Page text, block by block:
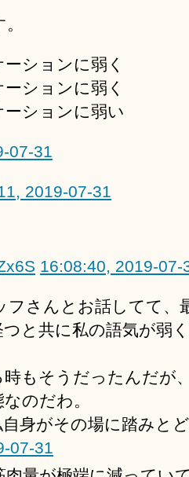
ションに弱く
ションに弱く
ーションに弱い
07-31
2019-07-31
16:08:40, 2019-07-
さんとお話してて、
と共に私の語気が弱
時もそうだったんだが
のだわ。
身がその場に踏みと
07-31